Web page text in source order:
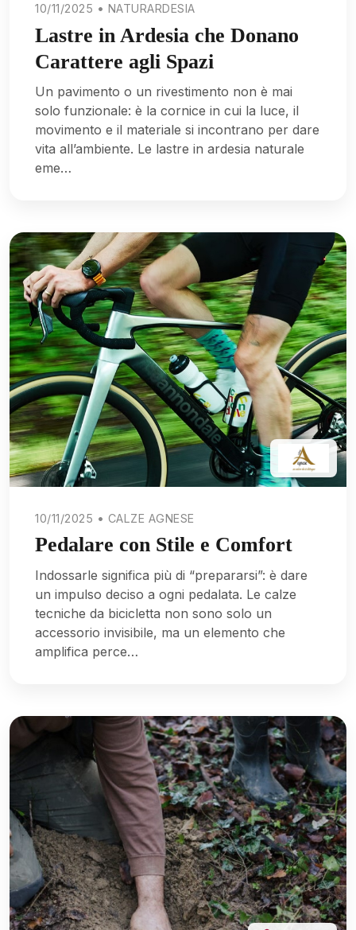
10/11/2025 • NATURARDESIA
Lastre in Ardesia che Donano
Carattere agli Spazi
Un pavimento o un rivestimento non è mai
solo funzionale: è la cornice in cui la luce, il
movimento e il materiale si incontrano per dare
vita all’ambiente. Le lastre in ardesia naturale
eme…
10/11/2025 • CALZE AGNESE
Pedalare con Stile e Comfort
Indossarle significa più di “prepararsi”: è dare
un impulso deciso a ogni pedalata. Le calze
tecniche da bicicletta non sono solo un
accessorio invisibile, ma un elemento che
amplifica perce…